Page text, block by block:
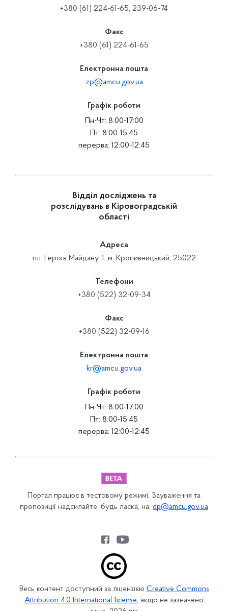
+380 (61) 224-61-65, 239-06-74
Факс
+380 (61) 224-61-65
Електронна пошта
zp@amcu.gov.ua
Графік роботи
Пн-Чт: 8:00-17:00
Пт: 8:00-15:45
перерва: 12:00-12:45
Відділ досліджень та
розслідувань в Кіровоградській
області
Адреса
пл. Героїв Майдану, 1, м. Кропивницький, 25022
Телефони
+380 (522) 32-09-34
Факс
+380 (522) 32-09-16
Електронна пошта
kr@amcu.gov.ua
Графік роботи
Пн-Чт: 8:00-17:00
Пт: 8:00-15:45
перерва: 12:00-12:45
Портал працює в тестовому режимі. Зауваження та
пропозиції надсилайте, будь ласка, на: dp@amcu.gov.ua
Весь контент доступний за ліцензією Creative Commons
Attribution 4.0 International license, якщо не зазначено